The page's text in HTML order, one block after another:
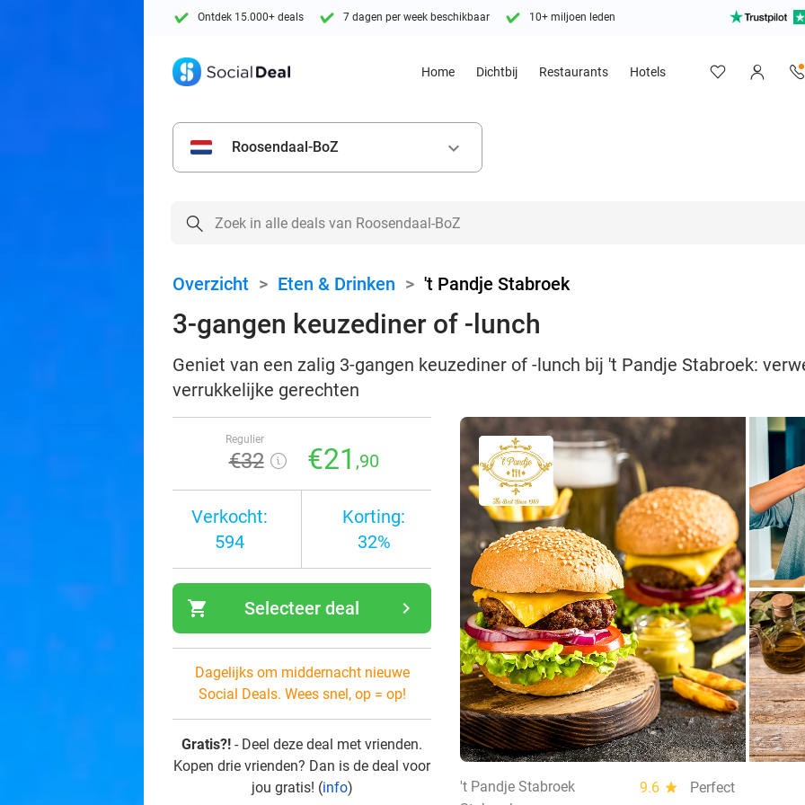
Ontdek 15.000+ deals 7 dagen per week beschikbaar 10+ miljoen leden
Home Dichtbij Restaurants Hotels
Roosendaal-BoZ keyboard_arrow_down
Overzicht > Eten & Drinken > 't Pandje Stabroek
3-gangen keuzediner of -lunch
Geniet van een zalig 3-gangen keuzediner of -lunch bij 't Pandje Stabroek:
verrukkelijke gerechten
Regulier
€32 €21 ,90
Verkocht:
594
Korting:
32%
shopping_cart navigate_next
Selecteer deal
Dagelijks om middernacht nieuwe
Social Deals. Wees snel, op = op!
Gratis?! - Deel deze deal met vrienden.
Kopen drie vrienden? Dan is de deal voor
jou gratis! (info) 't Pandje Stabroek 9.6 star
Perfect